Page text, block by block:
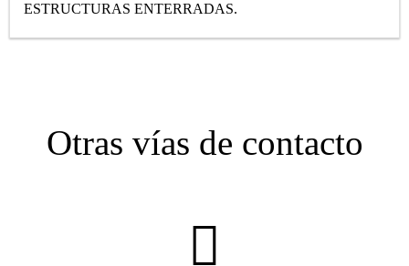
ESTRUCTURAS ENTERRADAS.
Otras vías de contacto